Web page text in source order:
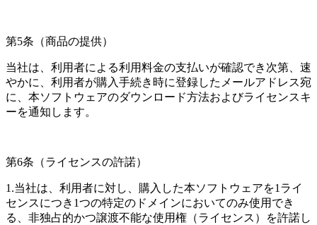
第5条（商品の提供）
当社は、利用者による利用料金の支払いが確認でき次第、速
やかに、利用者が購入手続き時に登録したメールアドレス宛
に、本ソフトウェアのダウンロード方法およびライセンスキ
ーを通知します。
第6条（ライセンスの許諾）
1.当社は、利用者に対し、購入した本ソフトウェアを1ライ
センスにつき1つの特定のドメインにおいてのみ使用でき
る、非独占的かつ譲渡不能な使用権（ライセンス）を許諾し